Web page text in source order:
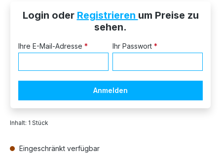
Login oder Registrieren um Preise zu
sehen.
Ihre E-Mail-Adresse * Ihr Passwort *
Anmelden
Inhalt: 1 Stück
Eingeschränkt verfügbar